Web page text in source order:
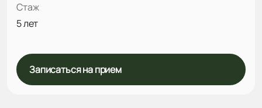
Стаж
5 лет
Записаться на прием